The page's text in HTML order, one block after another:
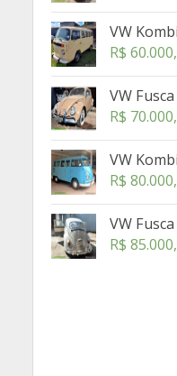
VW
R$
VW
R$
VW
R$
VW
R$